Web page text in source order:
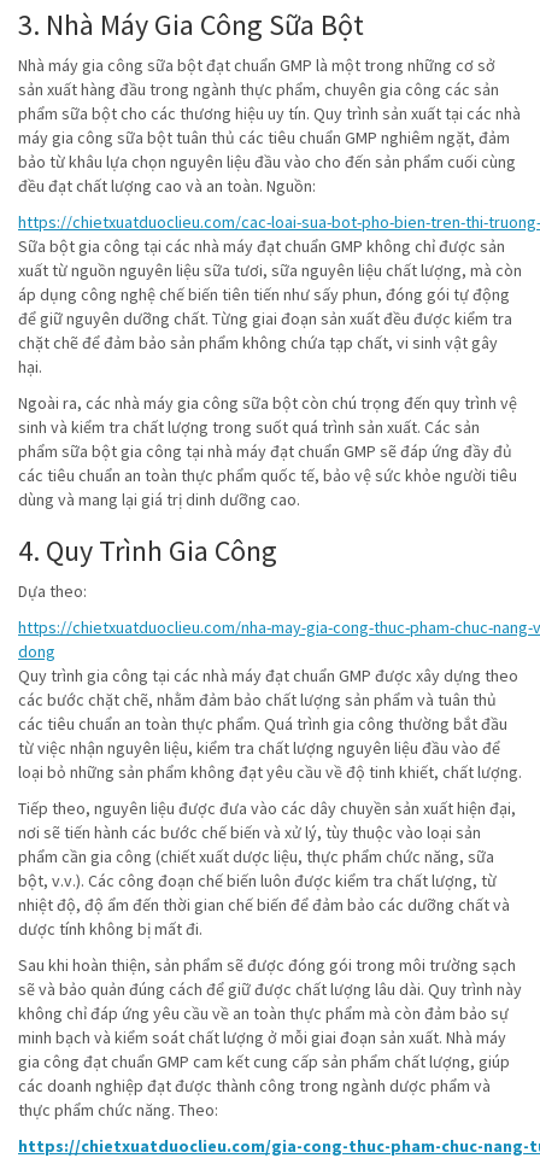
3. Nhà Máy Gia Công Sữa Bột
Nhà máy gia công sữa bột đạt chuẩn GMP là một trong những cơ sở
sản xuất hàng đầu trong ngành thực phẩm, chuyên gia công các sản
phẩm sữa bột cho các thương hiệu uy tín. Quy trình sản xuất tại các nhà
máy gia công sữa bột tuân thủ các tiêu chuẩn GMP nghiêm ngặt, đảm
bảo từ khâu lựa chọn nguyên liệu đầu vào cho đến sản phẩm cuối cùng
đều đạt chất lượng cao và an toàn. Nguồn:
https://chietxuatduoclieu.com/cac-loai-sua-bot-pho-bien-tren-thi-
Sữa bột gia công tại các nhà máy đạt chuẩn GMP không chỉ được sản
xuất từ nguồn nguyên liệu sữa tươi, sữa nguyên liệu chất lượng, mà còn
áp dụng công nghệ chế biến tiên tiến như sấy phun, đóng gói tự động
để giữ nguyên dưỡng chất. Từng giai đoạn sản xuất đều được kiểm tra
chặt chẽ để đảm bảo sản phẩm không chứa tạp chất, vi sinh vật gây
hại.
Ngoài ra, các nhà máy gia công sữa bột còn chú trọng đến quy trình vệ
sinh và kiểm tra chất lượng trong suốt quá trình sản xuất. Các sản
phẩm sữa bột gia công tại nhà máy đạt chuẩn GMP sẽ đáp ứng đầy đủ
các tiêu chuẩn an toàn thực phẩm quốc tế, bảo vệ sức khỏe người tiêu
dùng và mang lại giá trị dinh dưỡng cao.
4. Quy Trình Gia Công
Dựa theo:
https://chietxuatduoclieu.com/nha-may-gia-cong-thuc-pham-chuc-
dong
Quy trình gia công tại các nhà máy đạt chuẩn GMP được xây dựng theo
các bước chặt chẽ, nhằm đảm bảo chất lượng sản phẩm và tuân thủ
các tiêu chuẩn an toàn thực phẩm. Quá trình gia công thường bắt đầu
từ việc nhận nguyên liệu, kiểm tra chất lượng nguyên liệu đầu vào để
loại bỏ những sản phẩm không đạt yêu cầu về độ tinh khiết, chất lượng.
Tiếp theo, nguyên liệu được đưa vào các dây chuyền sản xuất hiện đại,
nơi sẽ tiến hành các bước chế biến và xử lý, tùy thuộc vào loại sản
phẩm cần gia công (chiết xuất dược liệu, thực phẩm chức năng, sữa
bột, v.v.). Các công đoạn chế biến luôn được kiểm tra chất lượng, từ
nhiệt độ, độ ẩm đến thời gian chế biến để đảm bảo các dưỡng chất và
dược tính không bị mất đi.
Sau khi hoàn thiện, sản phẩm sẽ được đóng gói trong môi trường sạch
sẽ và bảo quản đúng cách để giữ được chất lượng lâu dài. Quy trình này
không chỉ đáp ứng yêu cầu về an toàn thực phẩm mà còn đảm bảo sự
minh bạch và kiểm soát chất lượng ở mỗi giai đoạn sản xuất. Nhà máy
gia công đạt chuẩn GMP cam kết cung cấp sản phẩm chất lượng, giúp
các doanh nghiệp đạt được thành công trong ngành dược phẩm và
thực phẩm chức năng. Theo:
https://chietxuatduoclieu.com/gia-cong-thuc-pham-chuc-nang-